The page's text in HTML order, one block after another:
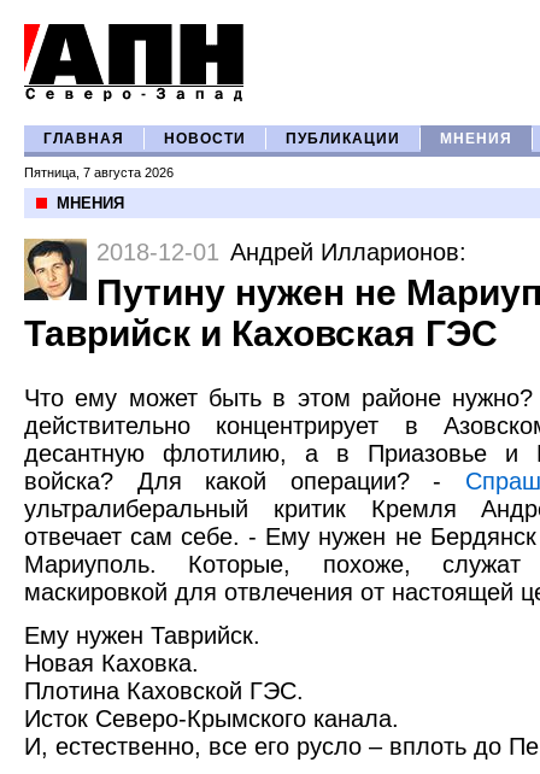
ГЛАВНАЯ НОВОСТИ ПУБЛИКАЦИИ МНЕНИЯ
Пятница, 7 августа 2026
МНЕНИЯ
2018-12-01 Андрей Илларионов:
Путину нужен не
Таврийск и Каховская ГЭС
Что ему может быть в этом районе
действительно концентрирует в
десантную флотилию, а в Приазовье и
войска? Для какой операции? -
ультралиберальный критик Кремля
отвечает сам себе. - Ему нужен не
Мариуполь. Которые, похоже, служат
маскировкой для отвлечения от настоящей
Ему нужен Таврийск.
Новая Каховка.
Плотина Каховской ГЭС.
Исток Северо-Крымского канала.
И, естественно, все его русло – вплоть до